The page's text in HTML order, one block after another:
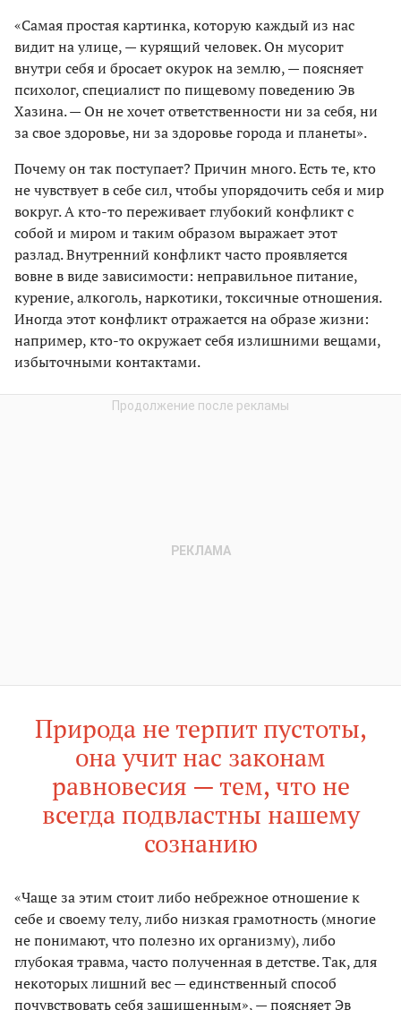
«Самая простая картинка, которую каждый из нас
видит на улице, — курящий человек. Он мусорит
внутри себя и бросает окурок на землю, — поясняет
психолог, специалист по пищевому поведению Эв
Хазина. — Он не хочет ответственности ни за себя, ни
за свое здоровье, ни за здоровье города и планеты».
Почему он так поступает? Причин много. Есть те, кто
не чувствует в себе сил, чтобы упорядочить себя и мир
вокруг. А кто-то переживает глубокий конфликт с
собой и миром и таким образом выражает этот
разлад. Внутренний конфликт часто проявляется
вовне в виде зависимости: неправильное питание,
курение, алкоголь, наркотики, токсичные отношения.
Иногда этот конфликт отражается на образе жизни:
например, кто-то окружает себя излишними вещами,
избыточными контактами.
Природа не терпит пустоты,
она учит нас законам
равновесия — тем, что не
всегда подвластны нашему
сознанию
«Чаще за этим стоит либо небрежное отношение к
себе и своему телу, либо низкая грамотность (многие
не понимают, что полезно их организму), либо
глубокая травма, часто полученная в детстве. Так, для
некоторых лишний вес — единственный способ
почувствовать себя защищенным», — поясняет Эв